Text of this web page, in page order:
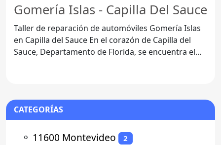
Gomería Islas - Capilla Del Sauce
Taller de reparación de automóviles Gomería Islas
en Capilla del Sauce En el corazón de Capilla del
Sauce, Departamento de Florida, se encuentra el
CATEGORÍAS
⚬ 11600 Montevideo 2